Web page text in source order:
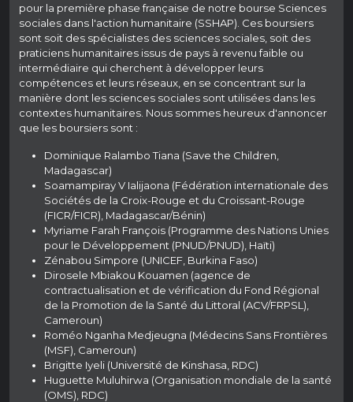
pour la première phase française de notre bourse Sciences
sociales dans l'action humanitaire (SSHAP). Ces boursiers
sont soit des spécialistes des sciences sociales, soit des
praticiens humanitaires issus de pays à revenu faible ou
intermédiaire qui cherchent à développer leurs
compétences et leurs réseaux, en se concentrant sur la
manière dont les sciences sociales sont utilisées dans les
contextes humanitaires. Nous sommes heureux d'annoncer
que les boursiers sont :
Dominique Ralambo Tiana (Save the Children,
Madagascar)
Soamampiray V Ialijaona (Fédération internationale des
Sociétés de la Croix-Rouge et du Croissant-Rouge
(FICR/FICR), Madagascar/Bénin)
Myriame Farah François (Programme des Nations Unies
pour le Développement (PNUD/PNUD), Haïti)
Zénabou Simpore (UNICEF, Burkina Faso)
Dirosele Mbiakou Kouamen (agence de
contractualisation et de vérification du Fond Régional
de la Promotion de la Santé du Littoral (ACV/FRPSL),
Cameroun)
Roméo Nganha Medjeugna (Médecins Sans Frontières
(MSF), Cameroun)
Brigitte Iyeli (Université de Kinshasa, RDC)
Huguette Muluhirwa (Organisation mondiale de la santé
(OMS), RDC)